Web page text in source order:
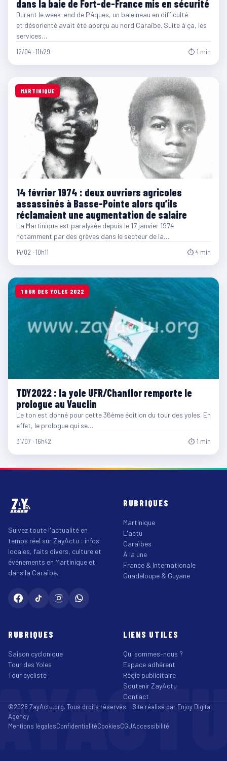
dans la baie de Fort-de-France mis en sécurité
Durant le week-end de Pâques, un baleineau en difficulté
et désorienté avait été aperçu au nord Caraïbe. Suite à ça, les
services…
12/04 · 11h29 ⏱ 1 min
MARTINIQUE
14 février 1974 : deux ouvriers agricoles
assassinés à Basse-Pointe alors qu’ils
réclamaient une augmentation de salaire
La Martinique est paralysée depuis le 17 janvier 1974
notamment par des grèves dans le secteur de la…
14/02 · 10h11 ⏱ 4 min
TOUR DES YOLES 2022
TDY2022 : la yole UFR/Chanflor remporte le
prologue au Vauclin
Le ton est donné pour cette 36ème édition du tour des yoles. En
effet, le prologue qui se…
31/07 · 16h42 ⏱ 1 min
Suivez toute l'actualité en
temps réel sur ZayActu : infos
locales, faits divers, culture et
événements en Martinique et
dans la Caraïbe.
RUBRIQUES
Martinique
L'actu
Caraïbes
À la une
France & Internationale
Guadeloupe & Guyane
RUBRIQUES
Saison cyclonique
Tour des Yoles
Tour cycliste
LIENS UTILES
Qui sommes-nous ?
Espace adhérent
Régie publicitaire
Soutenir ZayActu
Contact
©2026 ZayActu.org. Tous droits réservés. · Site réalisé par Enjoy Digital
Agency
Mentions légalesConfidentialitéCookiesCGUAccessibilité